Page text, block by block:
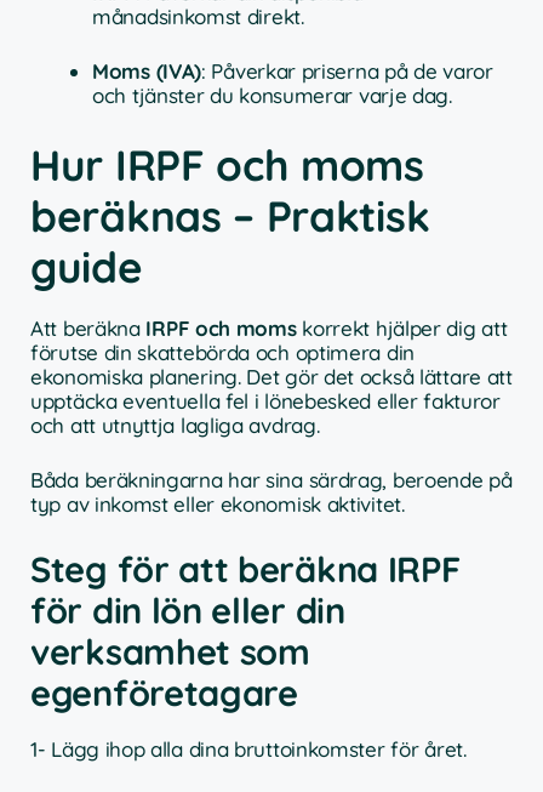
månadsinkomst direkt.
Moms (IVA): Påverkar priserna på de varor
och tjänster du konsumerar varje dag.
Hur IRPF och moms
beräknas – Praktisk
guide
Att beräkna IRPF och momskorrekt hjälper dig att
förutse din skattebörda och optimera din
ekonomiska planering. Det gör det också lättare att
upptäcka eventuella fel i lönebesked eller fakturor
och att utnyttja lagliga avdrag.
Båda beräkningarna har sina särdrag, beroende på
typ av inkomst eller ekonomisk aktivitet.
Steg för att beräkna IRPF
för din lön eller din
verksamhet som
egenföretagare
1- Lägg ihop alla dina bruttoinkomster för året.